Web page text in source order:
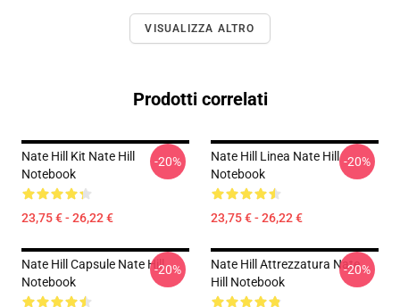
VISUALIZZA ALTRO
Prodotti correlati
Nate Hill Kit Nate Hill
Notebook
23,75 € - 26,22 €
-20%
Nate Hill Linea Nate Hill
Notebook
23,75 € - 26,22 €
-20%
Nate Hill Capsule Nate Hill
Notebook
-20%
Nate Hill Attrezzatura Nate
Hill Notebook
-20%